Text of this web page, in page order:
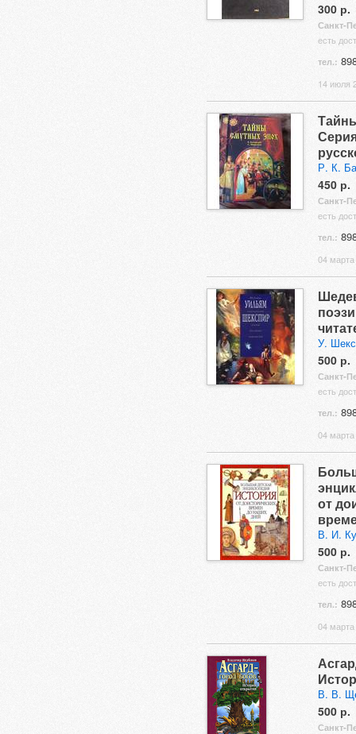
300 р.
Санкт-
есть
тел.:
14 июля
Р. К.
450 р.
Санкт-
есть
тел.:
04
У.
500 р.
Санкт-
есть
тел.:
04
от
В. И.
500 р.
Санкт-
есть
тел.:
04
В. В.
500 р.
Санкт-